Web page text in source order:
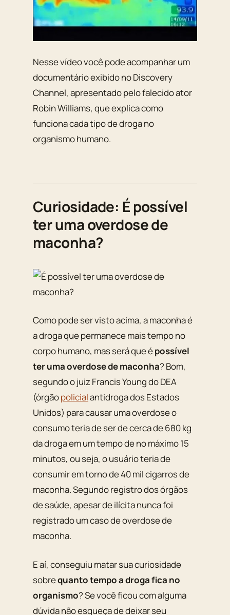
Nesse vídeo você pode acompanhar um
documentário exibido no Discovery
Channel, apresentado pelo falecido ator
Robin Williams, que explica como
funciona cada tipo de droga no
organismo humano.
Curiosidade: É possível
ter uma overdose de
maconha?
Como pode ser visto acima, a maconha é
a droga que permanece mais tempo no
corpo humano, mas será que épossível
ter uma overdose de maconha? Bom,
segundo o juiz Francis Young do DEA
(órgãopolicialantidroga dos Estados
Unidos) para causar uma overdose o
consumo teria de ser de cerca de 680 kg
da droga em um tempo de no máximo 15
minutos, ou seja, o usuário teria de
consumir em torno de 40 mil cigarros de
maconha. Segundo registro dos órgãos
de saúde, apesar de ilícita nunca foi
registrado um caso de overdose de
maconha.
E aí, conseguiu matar sua curiosidade
sobrequanto tempo a droga fica no
organismo? Se você ficou com alguma
dúvida não esqueça de deixar seu